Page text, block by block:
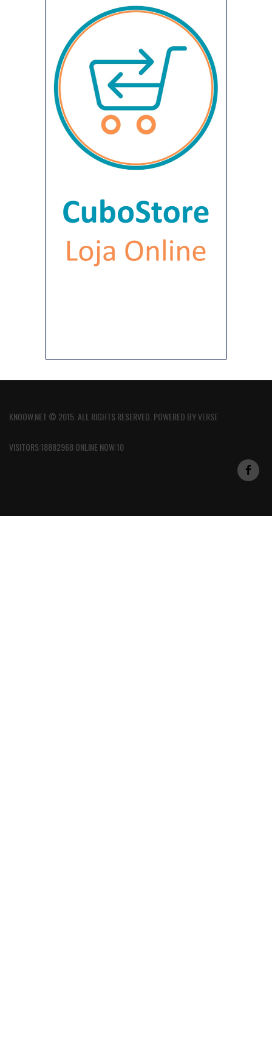
KNOOW.NET © 2015. ALL RIGHTS RESERVED. POWERED BYVERSE
VISITORS:18882968 ONLINE NOW:10